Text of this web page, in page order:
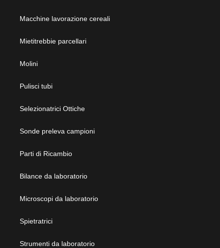
Macchine lavorazione cereali
Mietitrebbie parcellari
Molini
Pulisci tubi
Selezionatrici Ottiche
Sonde preleva campioni
Parti di Ricambio
Bilance da laboratorio
Microscopi da laboratorio
Spietratrici
Strumenti da laboratorio